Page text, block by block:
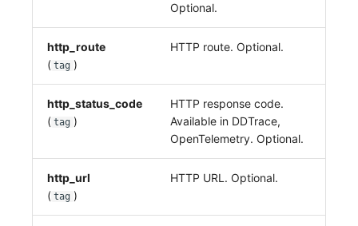
Optional.
http_route
( tag )
HTTP route. Optional.
http_status_code
( tag )
HTTP response code.
Available in DDTrace,
OpenTelemetry. Optional.
http_url
( tag )
HTTP URL. Optional.